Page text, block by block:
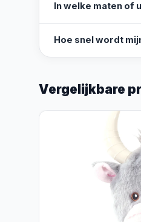
In welke maten of
Hoe snel wordt
Vergelijkbare